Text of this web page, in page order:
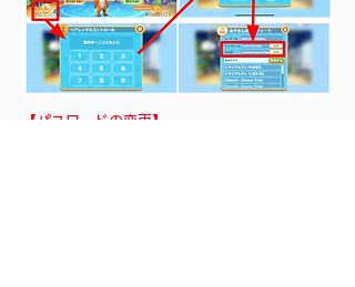
​【パスワードの変更】